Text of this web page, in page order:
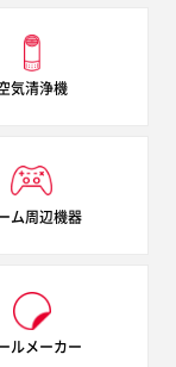
気清浄機
ム周辺機器
ルメーカー